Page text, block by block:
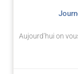
Aujourd’hui on